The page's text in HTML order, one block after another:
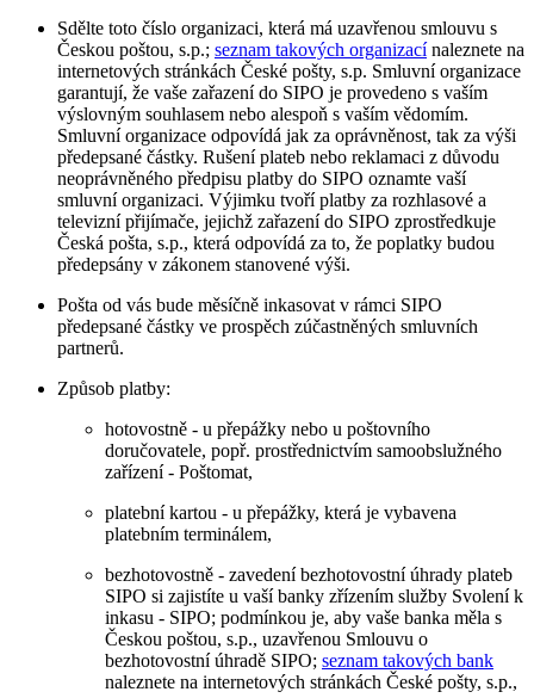
Sdělte toto číslo organizaci, která má uzavřenou smlouvu s
Českou poštou, s.p.; seznam takových organizacínaleznete na
internetových stránkách České pošty, s.p. Smluvní organizace
garantují, že vaše zařazení do SIPO je provedeno s vaším
výslovným souhlasem nebo alespoň s vaším vědomím.
Smluvní organizace odpovídá jak za oprávněnost, tak za výši
předepsané částky. Rušení plateb nebo reklamaci z důvodu
neoprávněného předpisu platby do SIPO oznamte vaší
smluvní organizaci. Výjimku tvoří platby za rozhlasové a
televizní přijímače, jejichž zařazení do SIPO zprostředkuje
Česká pošta, s.p., která odpovídá za to, že poplatky budou
předepsány v zákonem stanovené výši.
Pošta od vás bude měsíčně inkasovat v rámci SIPO
předepsané částky ve prospěch zúčastněných smluvních
partnerů.
Způsob platby:
hotovostně - u přepážky nebo u poštovního
doručovatele, popř. prostřednictvím samoobslužného
zařízení - Poštomat,
platební kartou - u přepážky, která je vybavena
platebním terminálem,
bezhotovostně - zavedení bezhotovostní úhrady plateb
SIPO si zajistíte u vaší banky zřízením služby Svolení k
inkasu - SIPO; podmínkou je, aby vaše banka měla s
Českou poštou, s.p., uzavřenou Smlouvu o
bezhotovostní úhradě SIPO; seznam takových bank
naleznete na internetových stránkách České pošty, s.p.,